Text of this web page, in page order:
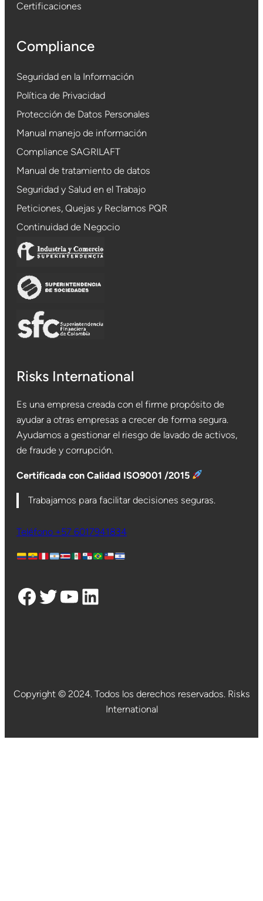
Certificaciones
Compliance
Seguridad en la Información
Política de Privacidad
Protección de Datos Personales
Manual manejo de información
Compliance SAGRILAFT
Manual de tratamiento de datos
Seguridad y Salud en el Trabajo
Peticiones, Quejas y Reclamos PQR
Continuidad de Negocio
Risks International
Es una empresa creada con el firme propósito de
ayudar a otras empresas a crecer de forma segura.
Ayudamos a gestionar el riesgo de lavado de activos,
de fraude y corrupción.
Certificada con Calidad ISO9001 /2015
Trabajamos para facilitar decisiones seguras.
Teléfono +57 6017941834
Facebook Twitter YouTube LinkedIn
Copyright © 2024. Todos los derechos reservados. Risks
International